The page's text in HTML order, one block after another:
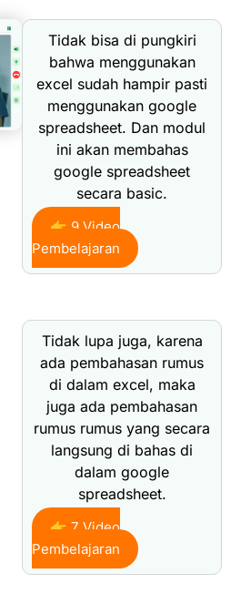
Tidak bisa di pungkiri
bahwa menggunakan
excel sudah hampir pasti
menggunakan google
spreadsheet. Dan modul
ini akan membahas
google spreadsheet
secara basic.
👉 9 Video
Pembelajaran
Tidak lupa juga, karena
ada pembahasan rumus
di dalam excel, maka
juga ada pembahasan
rumus rumus yang secara
langsung di bahas di
dalam google
spreadsheet.
👉 7 Video
Pembelajaran